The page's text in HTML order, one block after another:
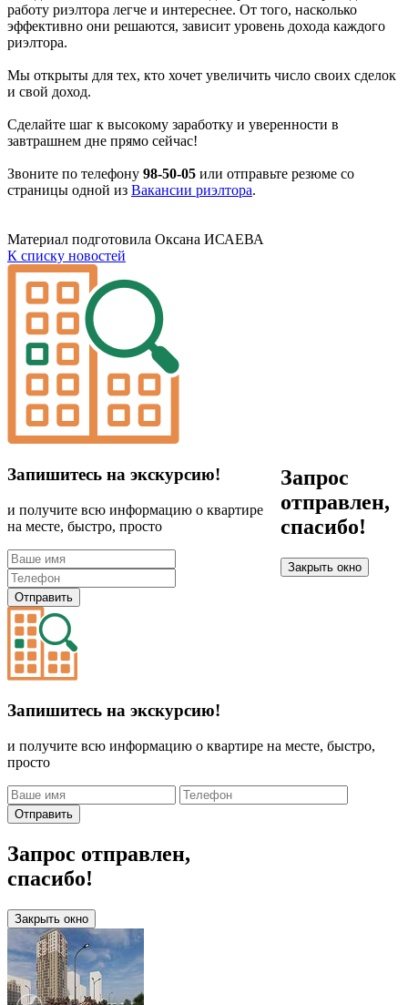
работу риэлтора легче и интереснее. От того, насколько
эффективно они решаются, зависит уровень дохода каждого
риэлтора.
Мы открыты для тех, кто хочет увеличить число своих сделок
и свой доход.
Сделайте шаг к высокому заработку и уверенности в
завтрашнем дне прямо сейчас!
Звоните по телефону 98-50-05 или отправьте резюме со
страницы одной из Вакансии риэлтора.
Материал подготовила Оксана ИСАЕВА
К списку новостей
Запишитесь на экскурсию!
и получите всю информацию о квартире
на месте, быстро, просто
Отправить
Запрос
отправлен,
спасибо!
Закрыть окно
Запишитесь на экскурсию!
и получите всю информацию о квартире на месте, быстро,
просто
Отправить
Запрос отправлен,
спасибо!
Закрыть окно